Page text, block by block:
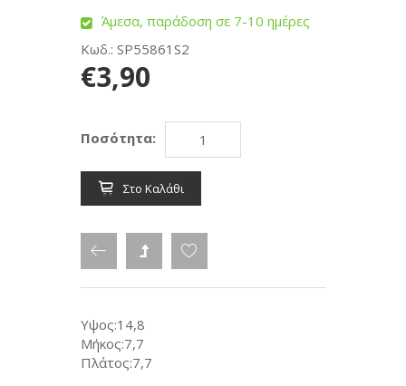
Άμεσα, παράδοση σε 7-10 ημέρες
Κωδ.: SP55861S2
€3,90
Ποσότητα:
Στο Καλάθι
Υψος:14,8
Μήκος:7,7
Πλάτος:7,7